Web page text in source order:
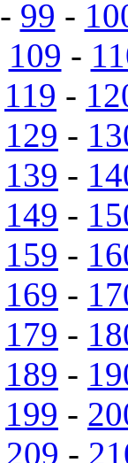
- 99 -
109 -
119 -
129 -
139 -
149 -
159 -
169 -
179 -
189 -
199 -
209 -